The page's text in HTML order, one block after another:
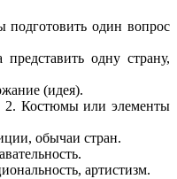
один вопрос
одну страну,
(идея).
элементы
стран.
артистизм.